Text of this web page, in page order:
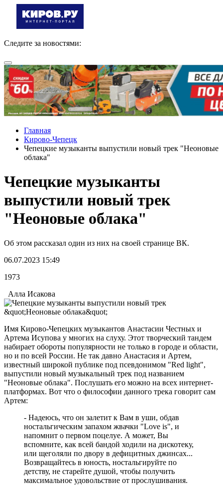
Следите за новостями:
Главная
Кирово-Чепецк
Чепецкие музыканты выпустили новый трек "Неоновые
облака"
Чепецкие музыканты
выпустили новый трек
"Неоновые облака"
Об этом рассказал один из них на своей странице ВК.
06.07.2023 15:49
1973
Алла Исакова
Имя Кирово-Чепецких музыкантов Анастасии Честных и
Артема Исупова у многих на слуху. Этот творческий тандем
набирает обороты популярности не только в городе и области,
но и по всей России. Не так давно Анастасия и Артем,
известный широкой публике под псевдонимом "Red light",
выпустили новый музыкальный трек под названием
"Неоновые облака". Послушать его можно на всех интернет-
платформах. Вот что о философии данного трека говорит сам
Артем:
- Надеюсь, что он залетит к Вам в уши, обдав
ностальгическим запахом жвачки "Love is", и
напомнит о первом поцелуе. А может, Вы
вспомните, как всей бандой ходили на дискотеку,
или щеголяли по двору в дефицитных джинсах...
Возвращайтесь в юность, ностальгируйте по
детству, не старейте душой, чтобы получить
максимальное удовольствие от прослушивания.